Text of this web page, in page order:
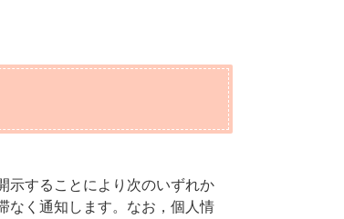
示することにより次のいずれか
なく通知します。なお，個人情